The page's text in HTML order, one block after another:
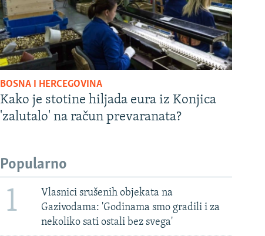
BOSNA I HERCEGOVINA
Kako je stotine hiljada eura iz Konjica
'zalutalo' na račun prevaranata?
Popularno
1
Vlasnici srušenih objekata na
Gazivodama: 'Godinama smo gradili i za
nekoliko sati ostali bez svega'